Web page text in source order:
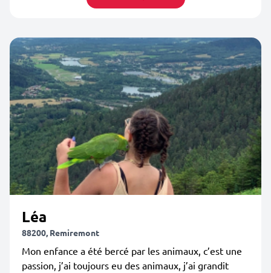
Léa
88200, Remiremont
Mon enfance a été bercé par les animaux, c’est une
passion, j’ai toujours eu des animaux, j’ai grandit